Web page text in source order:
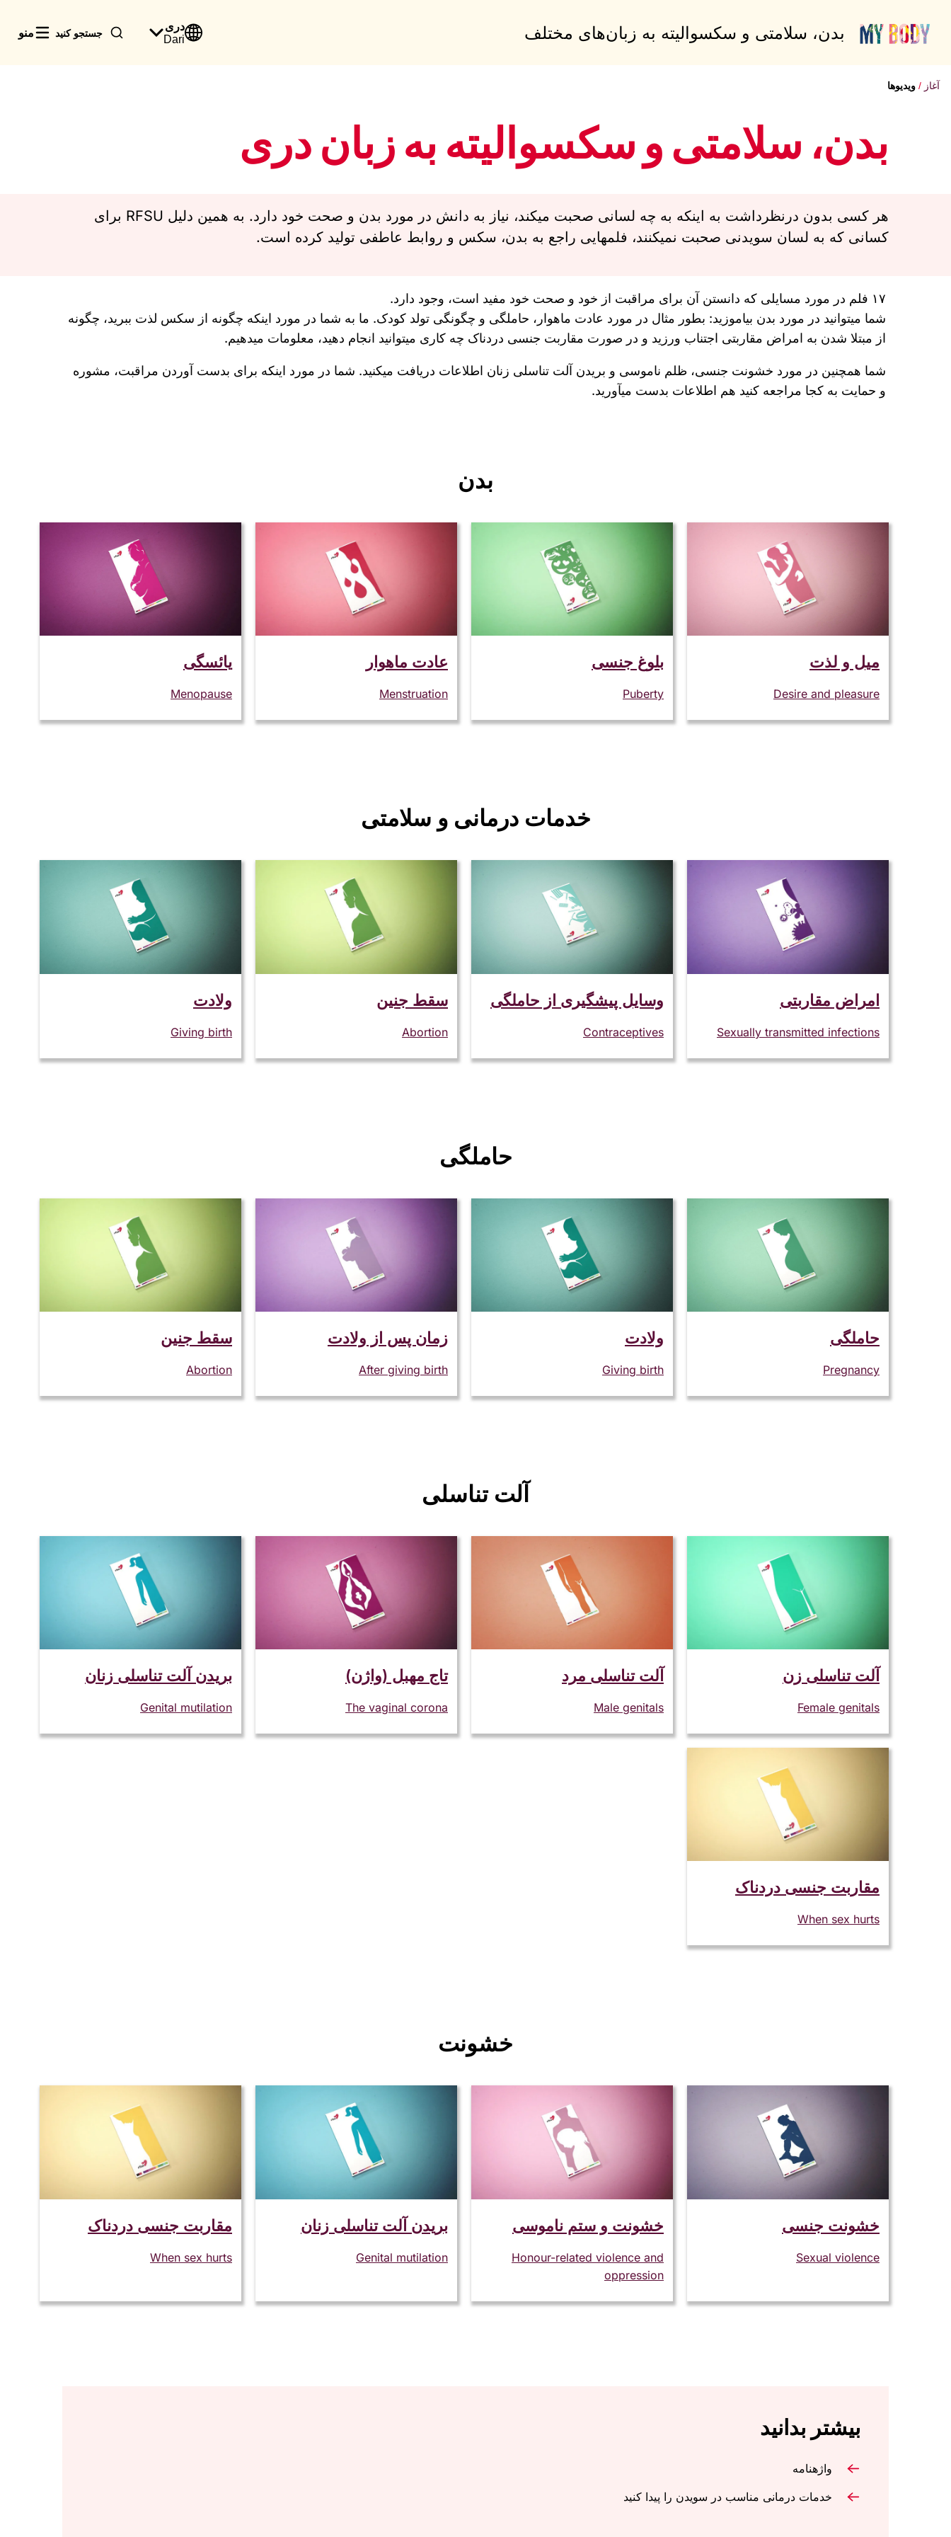
بدن، سلامتی و سکسوالیته به زبان‌های مختلف
درى
Dari
جستجو کنید منو
آغاز ویدیوها
بدن، سلامتی و سکسوالیته به زبان دری
هر کسی بدون درنظرداشت به اینکه به چه لسانی صحبت میکند، نیاز به دانش در مورد بدن و صحت خود دارد. به همین دلیل RFSU برای
کسانی که به لسان سویدنی صحبت نمیکنند، فلمهایی راجع به بدن، سکس و روابط عاطفی تولید کرده است.
۱۷ فلم در مورد مسایلی که دانستن آن برای مراقبت از خود و صحت خود مفید است، وجود دارد.
شما میتوانید در مورد بدن بیاموزید: بطور مثال در مورد عادت ماهوار، حاملگی و چگونگی تولد کودک. ما به شما در مورد اینکه چگونه از سکس لذت ببرید، چگونه
از مبتلا شدن به امراض مقاربتی اجتناب ورزید و در صورت مقاربت جنسی دردناک چه کاری میتوانید انجام دهید، معلومات میدهیم.
شما همچنین در مورد خشونت جنسی، ظلم ناموسی و بریدن آلت تناسلی زنان اطلاعات دریافت میکنید. شما در مورد اینکه برای بدست آوردن مراقبت، مشوره
و حمایت به کجا مراجعه کنید هم اطلاعات بدست میآورید.
بدن
میل و لذت
Desire and pleasure
بلوغ جنسی
Puberty
عادت ماهوار
Menstruation
یائسگی
Menopause
خدمات درمانی و سلامتی
امراض مقاربتی
Sexually transmitted infections
وسایل پیشگیری از حاملگی
Contraceptives
سقط جنین
Abortion
ولادت
Giving birth
حاملگی
حاملگی
Pregnancy
ولادت
Giving birth
زمان پس از ولادت
After giving birth
سقط جنین
Abortion
آلت تناسلی
آلت تناسلی زن
Female genitals
آلت تناسلی مرد
Male genitals
تاج مهبل (واژن)
The vaginal corona
بریدن آلت تناسلی زنان
Genital mutilation
مقاربت جنسی دردناک
When sex hurts
خشونت
خشونت جنسی
Sexual violence
خشونت و ستم ناموسی
Honour-related violence and
oppression
بریدن آلت تناسلی زنان
Genital mutilation
مقاربت جنسی دردناک
When sex hurts
بیشتر بدانید
واژهنامه
خدمات درمانی مناسب در سویدن را پیدا کنید